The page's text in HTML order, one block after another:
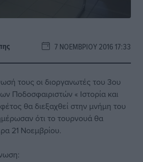
7 ΝΟΕΜΒΡΊΟΥ 2016 17:33
τους οι διοργανωτές του 3ου
Ποδοσφαιριστών « Ιστορία και
θα διεξαχθεί στην μνήμη του
ότι το τουρνουά θα
21 Νοεμβρίου.